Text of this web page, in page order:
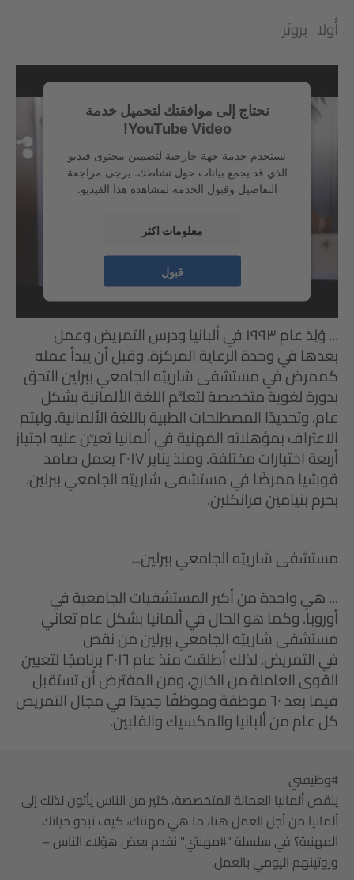
أُولا برونَر
نحتاج إلى موافقتك لتحميل خدمة
YouTube Video!
نستخدم خدمة جهة خارجية لتضمين محتوى فيديو
الذي قد يجمع بيانات حول نشاطك. يرجى مراجعة
التفاصيل وقبول الخدمة لمشاهدة هذا الفيديو.
معلومات اكثر
قبول
صامد قوشيا...
... وُلِدَ عام ١٩٩٣ في ألبانيا ودرس التمريض وعمل
بعدها في وحدة الرعاية المركزة. وقبل أن يبدأ عمله
كممرض في مستشفى شاريتِه الجامعي ببرلين التحق
بدورة لغوية متخصصة لتعلُّم اللغة الألمانية بشكل
عام، وتحديدًا المصطلحات الطبية باللغة الألمانية. وليتم
الاعتراف بمؤهلاته المهنية في ألمانيا تعيَّن عليه اجتياز
أربعة اختبارات مختلفة. ومنذ يناير ٢٠١٧ يعمل صامد
قوشيا ممرضًا في مستشفى شاريتِه الجامعي ببرلين،
بحرم بنيامين فرانكلين.
مستشفى شاريتِه الجامعي ببرلين...
... هي واحدة من أكبر المستشفيات الجامعية في
أوروبا. وكما هو الحال في ألمانيا بشكل عام تعاني
مستشفى شاريتِه الجامعي ببرلين من نقص
في التمريض. لذلك أطلقت منذ عام ٢٠١٦ برنامجًا لتعيين
القوى العاملة من الخارج، ومن المفترض أن تستقبل
فيما بعد ٦٠ موظفة وموظفًا جديدًا في مجال التمريض
كل عام من ألبانيا والمكسيك والفلبين.
#وظيفتي
ينقص ألمانيا العمالة المتخصصة، كثير من الناس يأتون لذلك إلى
ألمانيا من أجل العمل هنا، ما هي مهنتك، كيف تبدو حياتك
المهنية؟ في سلسلة "#مهنتي" نقدم بعض هؤلاء الناس –
وروتينهم اليومي بالعمل.